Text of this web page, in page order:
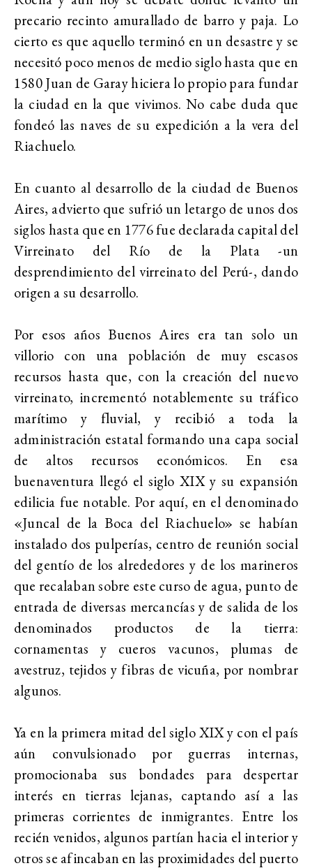
precario recinto amurallado de barro y paja. Lo
cierto es que aquello terminó en un desastre y se
necesitó poco menos de medio siglo hasta que en
1580 Juan de Garay hiciera lo propio para fundar
la ciudad en la que vivimos. No cabe duda que
fondeó las naves de su expedición a la vera del
Riachuelo.
En cuanto al desarrollo de la ciudad de Buenos
Aires, advierto que sufrió un letargo de unos dos
siglos hasta que en 1776 fue declarada capital del
Virreinato del Río de la Plata -un
desprendimiento del virreinato del Perú-, dando
origen a su desarrollo.
Por esos años Buenos Aires era tan solo un
villorio con una población de muy escasos
recursos hasta que, con la creación del nuevo
virreinato, incrementó notablemente su tráfico
marítimo y fluvial, y recibió a toda la
administración estatal formando una capa social
de altos recursos económicos. En esa
buenaventura llegó el siglo XIX y su expansión
edilicia fue notable. Por aquí, en el denominado
«Juncal de la Boca del Riachuelo» se habían
instalado dos pulperías, centro de reunión social
del gentío de los alrededores y de los marineros
que recalaban sobre este curso de agua, punto de
entrada de diversas mercancías y de salida de los
denominados productos de la tierra:
cornamentas y cueros vacunos, plumas de
avestruz, tejidos y fibras de vicuña, por nombrar
algunos.
Ya en la primera mitad del siglo XIX y con el país
aún convulsionado por guerras internas,
promocionaba sus bondades para despertar
interés en tierras lejanas, captando así a las
primeras corrientes de inmigrantes. Entre los
recién venidos, algunos partían hacia el interior y
otros se afincaban en las proximidades del puerto